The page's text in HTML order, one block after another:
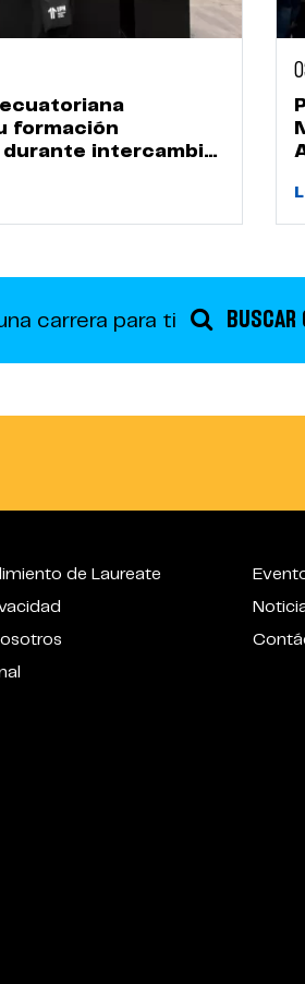
formación
intercambio
carrera para ti BUSCAR
de Laureate